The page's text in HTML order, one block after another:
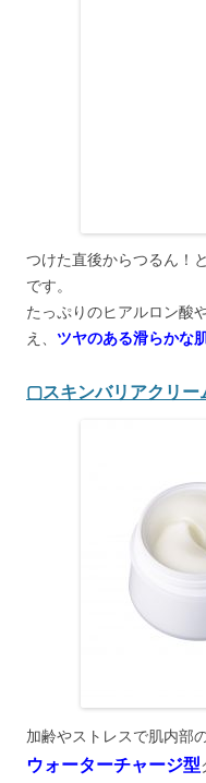
つけた直後からつるん！
です。
たっぷりのヒアルロン酸
え、 ツヤのある滑らかな
▢スキンバリアクリー
加齢やストレスで肌内部
ウォーターチャージ型